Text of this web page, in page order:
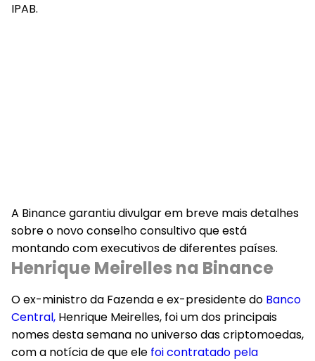
IPAB.
A Binance garantiu divulgar em breve mais detalhes
sobre o novo conselho consultivo que está
montando com executivos de diferentes países.
Henrique Meirelles na Binance
O ex-ministro da Fazenda e ex-presidente do Banco
Central, Henrique Meirelles, foi um dos principais
nomes desta semana no universo das criptomoedas,
com a notícia de que ele foi contratado pela